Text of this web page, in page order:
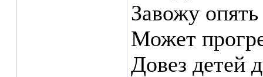
Завожу
Может
Довез детей